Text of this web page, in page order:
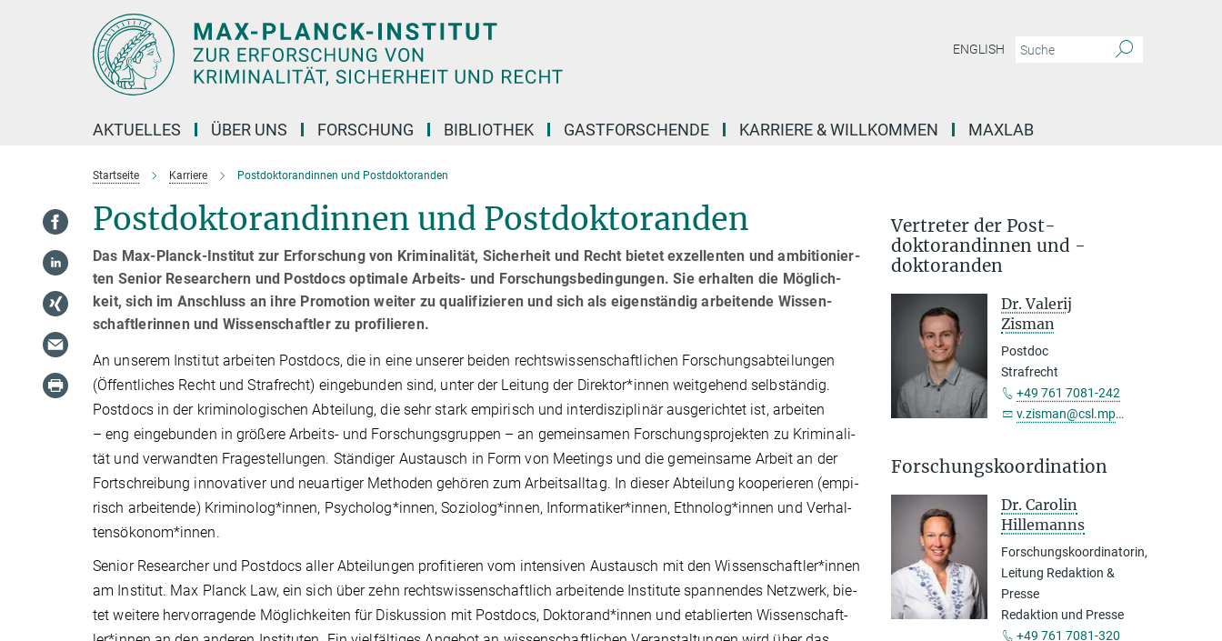
ENGLISH
AKTUELLES ÜBER UNS FORSCHUNG BIBLIOTHEK GASTFORSCHENDE KARRIERE & WILLKOMMEN MAXLAB
Startseite Karriere Postdoktorandinnen und Postdoktoranden
Postdoktorandinnen und Postdoktoranden
Das Max-Planck-Institut zur Erforschung von Kriminalität, Sicherheit und Recht bietet exzellenten und ambitio­nier­
ten Senior Researchern und Postdocs optimale Arbeits- und Forschungsbedingungen. Sie erhalten die Mög­lich­
keit, sich im Anschluss an ihre Promotion weiter zu qualifizieren und sich als eigenständig arbeitende Wissen­
schaft­ler­innen und Wissenschaftler zu profilieren.
An unserem Institut arbeiten Postdocs, die in eine unserer beiden rechtswissenschaftlichen Forschungsabteilungen
(Öffentliches Recht und Strafrecht) eingebunden sind, unter der Leitung der Direktor*innen weitgehend selbständig.
Post­docs in der kriminologischen Abteilung, die sehr stark empirisch und interdisziplinär ausgerichtet ist, arbeiten
– eng eingebunden in größere Arbeits- und Forschungsgruppen – an gemeinsamen Forschungsprojekten zu Krimina­li­
tät und verwandten Fragestellungen. Ständiger Austausch in Form von Meetings und die gemeinsame Arbeit an der
Fort­schrei­bung innovativer und neuartiger Methoden gehören zum Arbeitsalltag. In dieser Abteilung kooperieren (empi­
risch arbei­ten­de) Kriminolog*innen, Psycholog*innen, Soziolog*innen, Informatiker*innen, Ethnolog*innen und Verhal­
tens­öko­nom*innen.
Senior Researcher und Postdocs aller Abteilungen profitieren vom intensiven Austausch mit den Wissenschaftler*innen
am Institut. Max Planck Law, ein sich über zehn rechtswissenschaftlich arbeitende Institute spannendes Netzwerk, bie­
tet weitere hervorragende Möglichkeiten für Diskussion mit Postdocs, Doktorand*innen und etablierten Wissen­schaft­
Vertreter der Post­
doktorandinnen und -
doktoranden
Dr. Valerij
Zisman
Postdoc
Strafrecht
+49 761 7081-242
v.zisman@csl.mpg.de
Forschungskoordination
Dr. Carolin
Hillemanns
Forschungskoordinatorin,
Leitung Redaktion &
Presse
Redaktion und Presse
+49 761 7081-320